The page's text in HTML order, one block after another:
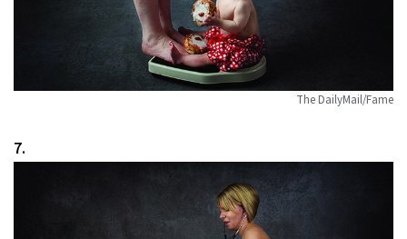
The DailyMail/Fame
7.